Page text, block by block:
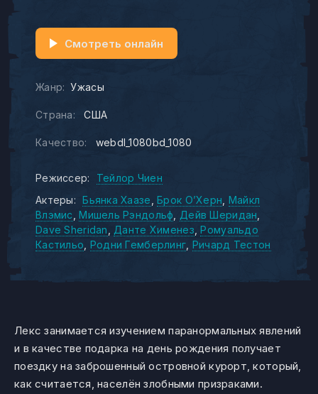
Жанр: Ужасы
Страна: США
Качество: webdl_1080bd_1080
Смотреть онлайн
Режиссер:
Тейлор Чиен
Актеры:
Бьянка Хаазе Брок О’Херн Майкл
Влэмис
Мишель Рэндольф
Дейв Шеридан
Dave Sheridan
Данте Хименез Ромуальдо
Кастильо Родни Гемберлинг Ричард Тестон
Лекс занимается изучением паранормальных явлений
и в качестве подарка на день рождения получает
поездку на заброшенный островной курорт, который,
как считается, населён злобными призраками.